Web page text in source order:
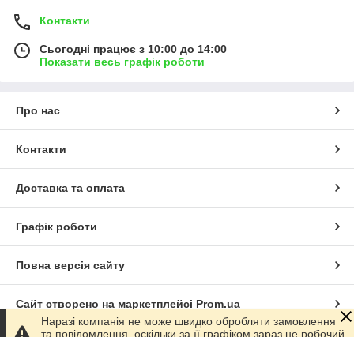
Контакти
Сьогодні працює з 10:00 до 14:00
Показати весь графік роботи
Про нас
Контакти
Доставка та оплата
Графік роботи
Повна версія сайту
Сайт створено на маркетплейсі Prom.ua
Наразі компанія не може швидко обробляти замовлення
та повідомлення, оскільки за її графіком зараз не робочий